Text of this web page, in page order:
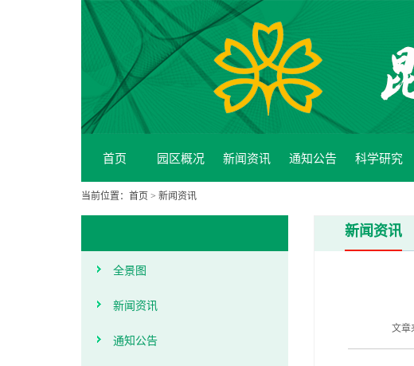
首页 园区概况 新闻资讯 通知公告 科学研究
当前位置： 首页 > 新闻资讯
全景图
新闻资讯
通知公告
新闻资讯
文章